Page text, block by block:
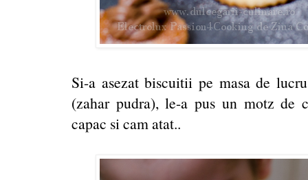
Si-a asezat biscuitii pe masa de
(zahar pudra), le-a pus un motz de
capac si cam atat..